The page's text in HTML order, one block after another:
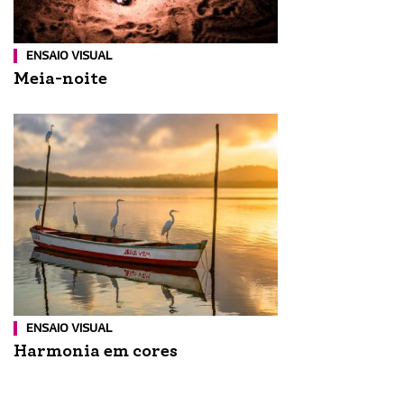
ENSAIO VISUAL
Meia-noite
ENSAIO VISUAL
Harmonia em cores